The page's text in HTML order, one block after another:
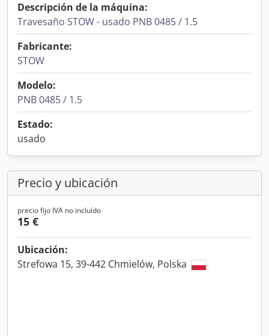
Descripción de la máquina:
Travesaño STOW - usado PNB 0485 / 1.5
Fabricante:
STOW
Modelo:
PNB 0485 / 1.5
Estado:
usado
Precio y ubicación
precio fijo IVA no incluído
15 €
Ubicación:
Strefowa 15, 39-442 Chmielów, Polska